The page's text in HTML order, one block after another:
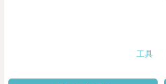
工具